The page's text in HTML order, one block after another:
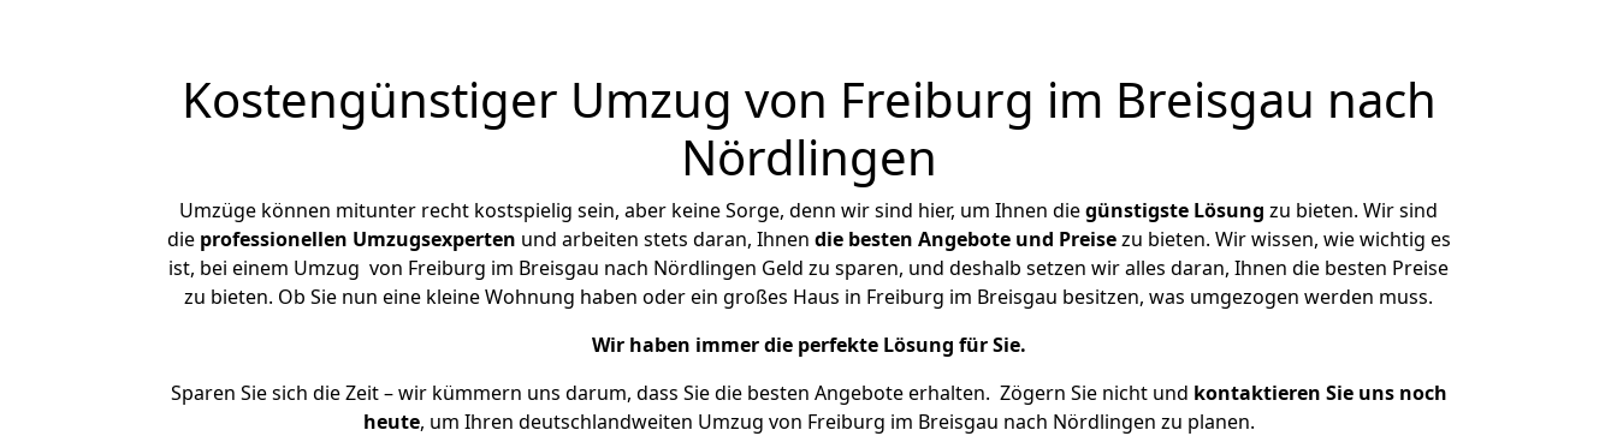
Kostengünstiger Umzug von Freiburg im Breisgau nach
Nördlingen
Umzüge können mitunter recht kostspielig sein, aber keine Sorge, denn wir sind hier, um Ihnen diegünstigste Lösung zu bieten. Wir sind
die professionellen Umzugsexperten und arbeiten stets daran, Ihnen die besten Angebote und Preisezu bieten. Wir wissen, wie wichtig es
ist, bei einem Umzug von Freiburg im Breisgau nach Nördlingen Geld zu sparen, und deshalb setzen wir alles daran, Ihnen die besten Preise
zu bieten. Ob Sie nun eine kleine Wohnung haben oder ein großes Haus in Freiburg im Breisgau besitzen, was umgezogen werden muss.
Wir haben immer die perfekte Lösung für Sie.
Sparen Sie sich die Zeit – wir kümmern uns darum, dass Sie die besten Angebote erhalten. Zögern Sie nicht und kontaktieren Sie uns noch
heute, um Ihren deutschlandweiten Umzug von Freiburg im Breisgau nach Nördlingen zu planen.